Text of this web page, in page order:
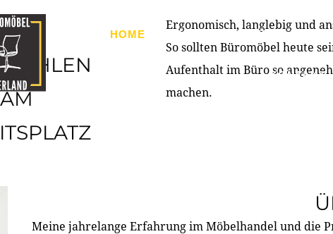
HOME PRODUKTE ÜBER UNS
KONTAKT
AM
Ergonomisch, langlebig und
So sollten Büromöbel heute
Aufenthalt im Büro so
machen.
Meine jahrelange Erfahrung im Möbelhandel und die